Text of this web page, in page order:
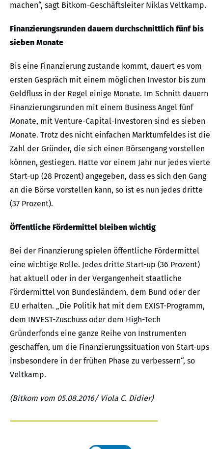
machen“, sagt Bitkom-Geschäftsleiter Niklas Veltkamp.
Finanzierungsrunden dauern durchschnittlich fünf bis
sieben Monate
Bis eine Finanzierung zustande kommt, dauert es vom
ersten Gespräch mit einem möglichen Investor bis zum
Geldfluss in der Regel einige Monate. Im Schnitt dauern
Finanzierungsrunden mit einem Business Angel fünf
Monate, mit Venture-Capital-Investoren sind es sieben
Monate. Trotz des nicht einfachen Marktumfeldes ist die
Zahl der Gründer, die sich einen Börsengang vorstellen
können, gestiegen. Hatte vor einem Jahr nur jedes vierte
Start-up (28 Prozent) angegeben, dass es sich den Gang
an die Börse vorstellen kann, so ist es nun jedes dritte
(37 Prozent).
Öffentliche Fördermittel bleiben wichtig
Bei der Finanzierung spielen öffentliche Fördermittel
eine wichtige Rolle. Jedes dritte Start-up (36 Prozent)
hat aktuell oder in der Vergangenheit staatliche
Fördermittel von Bundesländern, dem Bund oder der
EU erhalten. „Die Politik hat mit dem EXIST-Programm,
dem INVEST-Zuschuss oder dem High-Tech
Gründerfonds eine ganze Reihe von Instrumenten
geschaffen, um die Finanzierungssituation von Start-ups
insbesondere in der frühen Phase zu verbessern“, so
Veltkamp.
(Bitkom vom 05.08.2016/ Viola C. Didier)